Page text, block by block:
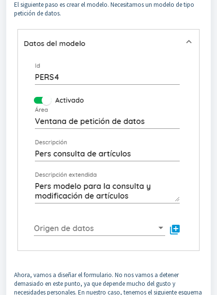
El siguiente paso es crear el modelo. Necesitamos un modelo de tipo
petición de datos.
Ahora, vamos a diseñar el formulario. No nos vamos a detener
demasiado en este punto, ya que depende mucho del gusto y
necesidades personales. En nuestro caso, tenemos el siguiente esquema